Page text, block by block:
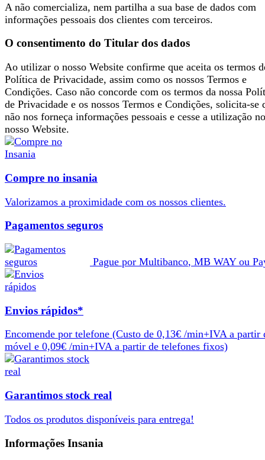
A não comercializa, nem partilha a sua base de dados com
informações pessoais dos clientes com terceiros.
O consentimento do Titular dos dados
Ao utilizar o nosso Website confirme que aceita os termos
Política de Privacidade, assim como os nossos Termos e
Condições. Caso não concorde com os termos da nossa
de Privacidade e os nossos Termos e Condições, solicita-se
não nos forneça informações pessoais e cesse a utilização no
nosso Website.
Compre no insania
Valorizamos a proximidade com os nossos clientes.
Pagamentos seguros
Pague por Multibanco, MB WAYou
Envios rápidos*
Encomende por telefone (Custo de 0,13€ /min+IVA a partir
móvel e 0,09€ /min+IVA a partir de telefones fixos)
Garantimos stock real
Todos os produtos disponíveis para entrega!
Informações Insania